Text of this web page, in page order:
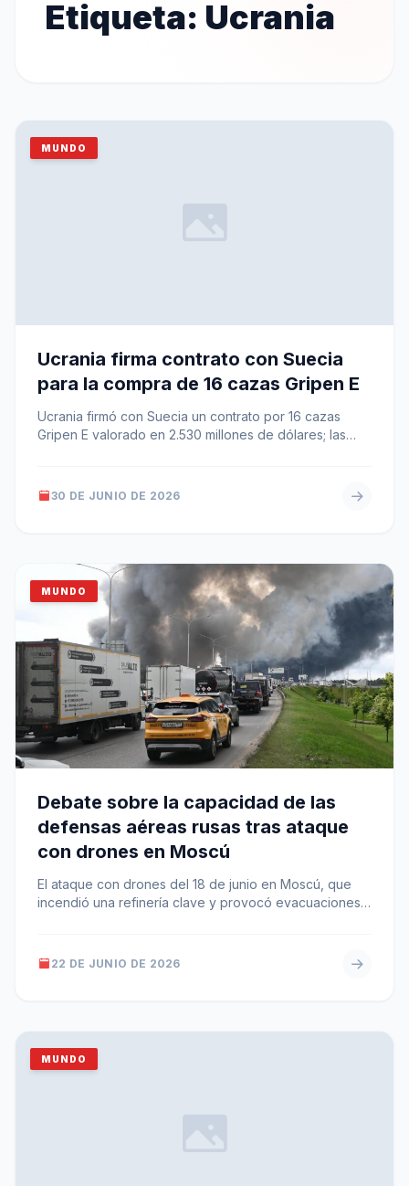
Etiqueta: Ucrania
MUNDO
Ucrania firma contrato con Suecia
para la compra de 16 cazas Gripen E
Ucrania firmó con Suecia un contrato por 16 cazas
Gripen E valorado en 2.530 millones de dólares; las
30 DE JUNIO DE 2026
MUNDO
Debate sobre la capacidad de las
defensas aéreas rusas tras ataque
con drones en Moscú
El ataque con drones del 18 de junio en Moscú, que
incendió una refinería clave y provocó evacuaciones
22 DE JUNIO DE 2026
MUNDO